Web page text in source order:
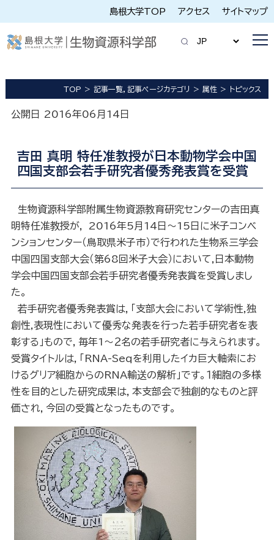
島根大学TOP アクセス サイトマップ
TOP 記事一覧，記事ページカテゴリ 属性 トピックス
公開日 2016年06月14日
吉田 真明 特任准教授が日本動物学会中国
四国支部会若手研究者優秀発表賞を受賞
生物資源科学部附属生物資源教育研究センターの吉田真
明特任准教授が， 2016年5月14日～15日に米子コンベ
ンションセンター（鳥取県米子市）で行われた生物系三学会
中国四国支部大会（第68回米子大会）において,日本動物
学会中国四国支部会若手研究者優秀発表賞を受賞しまし
た。
若手研究者優秀発表賞は，「支部大会において学術性,独
創性,表現性において優秀な発表を行った若手研究者を表
彰する」もので，毎年1～２名の若手研究者に与えられます。
受賞タイトルは，「RNA-Seqを利用したイカ巨大軸索にお
けるグリア細胞からのRNA輸送の解析」です。１細胞の多様
性を目的とした研究成果は，本支部会で独創的なものと評
価され，今回の受賞となったものです。